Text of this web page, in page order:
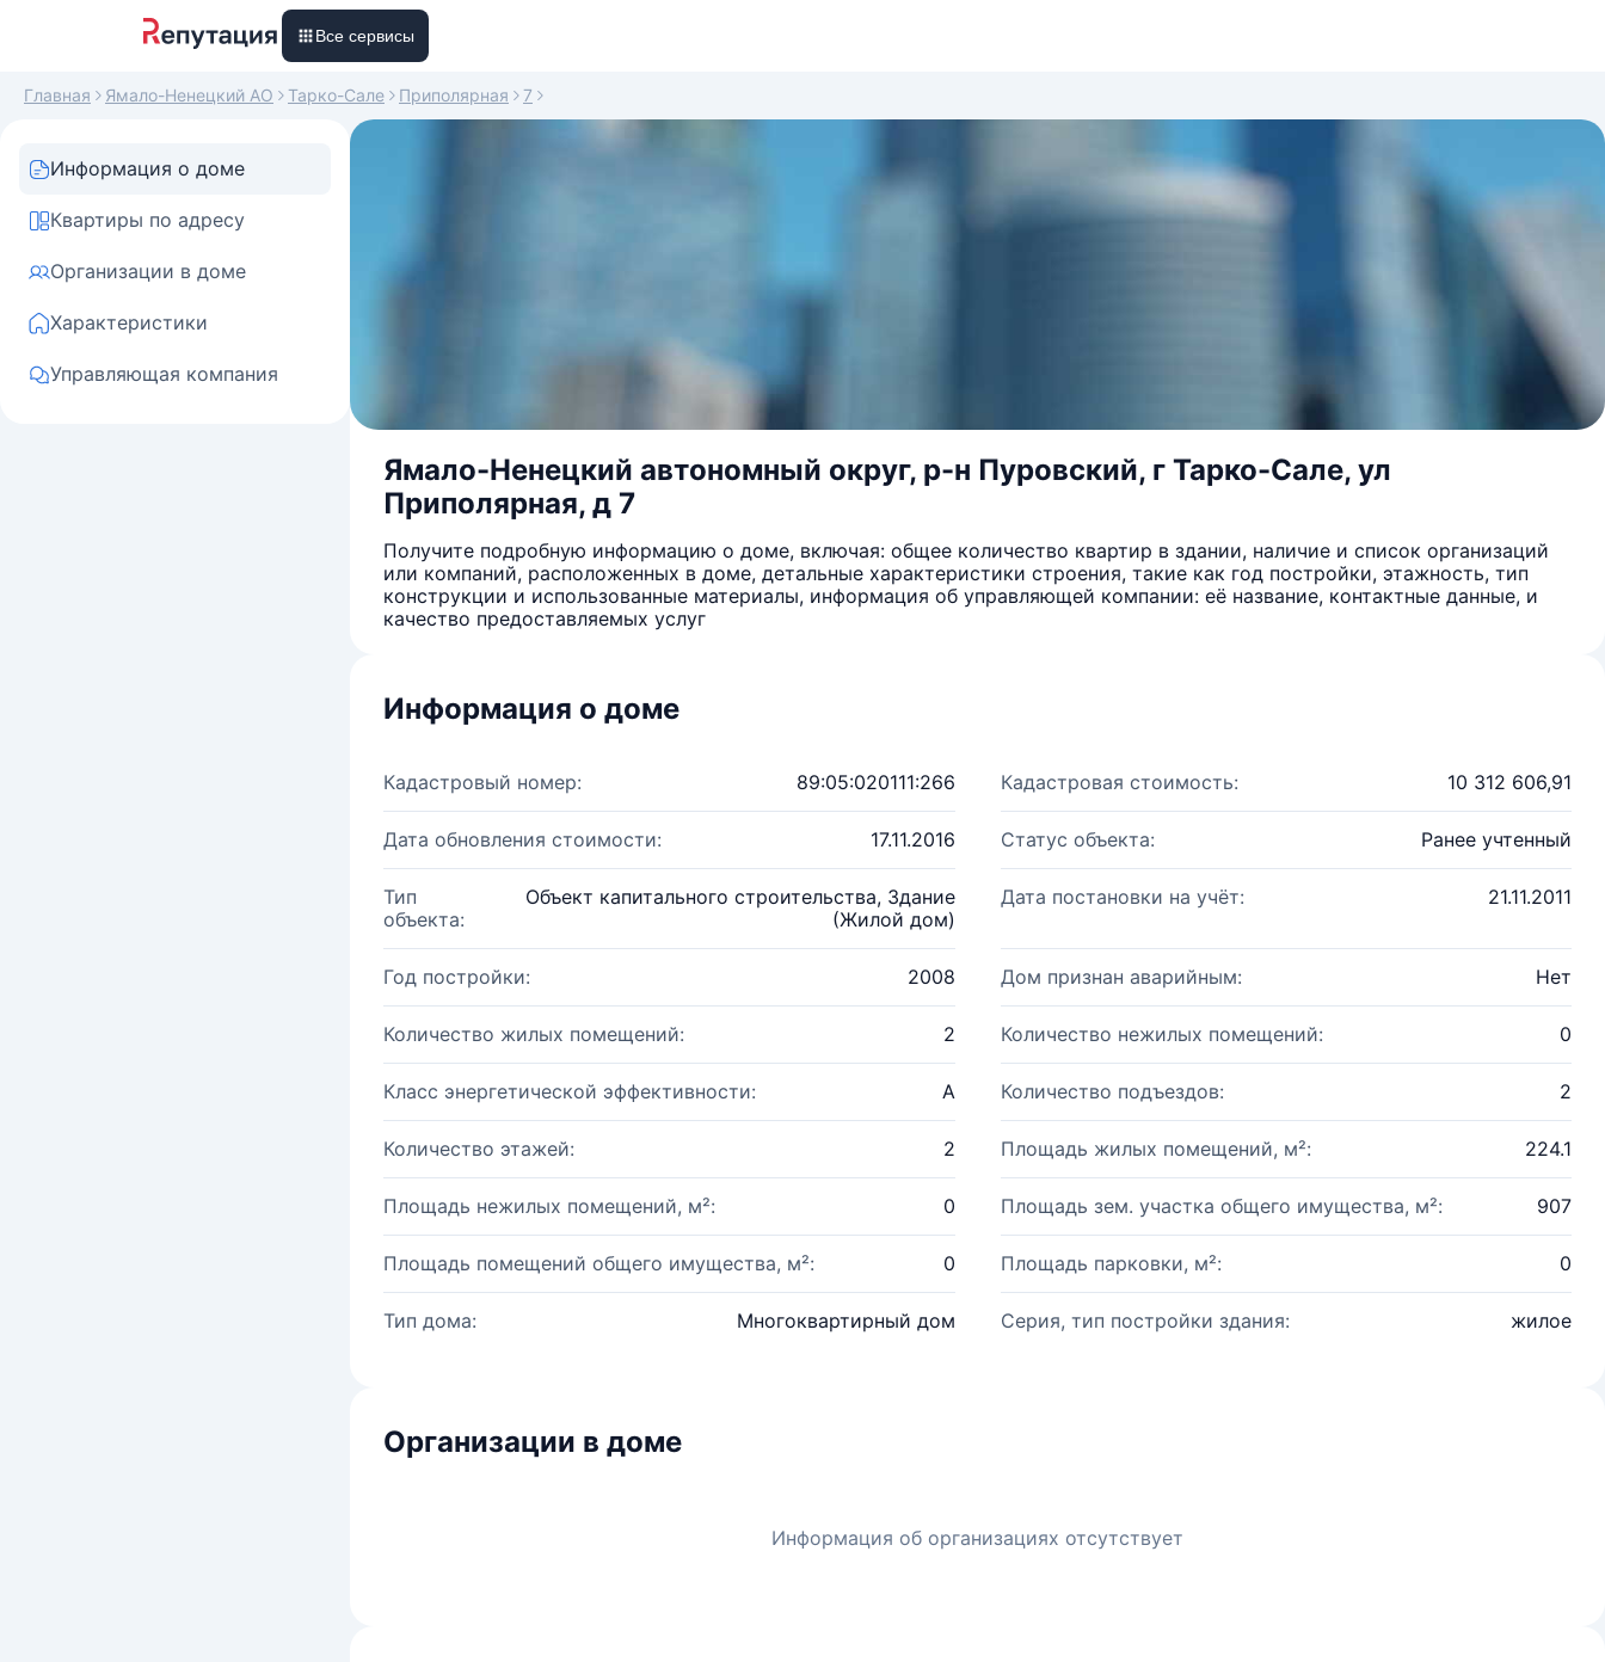
Все сервисы
Главная Ямало-Ненецкий АО Тарко-Сале Приполярная 7
Информация о доме
Квартиры по адресу
Организации в доме
Характеристики
Управляющая компания
Ямало-Ненецкий автономный округ, р-н Пуровский, г Тарко-Сале, ул
Приполярная, д 7
Получите подробную информацию о доме, включая: общее количество квартир в здании, наличие и список организаций
или компаний, расположенных в доме, детальные характеристики строения, такие как год постройки, этажность, тип
конструкции и использованные материалы, информация об управляющей компании: её название, контактные данные, и
качество предоставляемых услуг
Информация о доме
Кадастровый номер: 89:05:020111:266 Кадастровая стоимость: 10 312 606,91
Дата обновления стоимости: 17.11.2016 Статус объекта: Ранее учтенный
Тип
объекта:
Объект капитального строительства, Здание
(Жилой дом)
Дата постановки на учёт: 21.11.2011
Год постройки: 2008 Дом признан аварийным: Нет
Количество жилых помещений: 2 Количество нежилых помещений: 0
Класс энергетической эффективности: A Количество подъездов: 2
Количество этажей: 2 Площадь жилых помещений, м²: 224.1
Площадь нежилых помещений, м²: 0 Площадь зем. участка общего имущества, м²: 907
Площадь помещений общего имущества, м²: 0 Площадь парковки, м²: 0
Тип дома: Многоквартирный дом Серия, тип постройки здания: жилое
Организации в доме
Информация об организациях отсутствует